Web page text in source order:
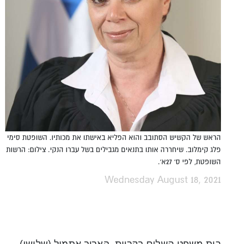
הראש של הקשיש הסתובב והוא הפליא באישתו את מכותיו. השופטת סימי
פלג קימלוב. שיחררה אותו בתנאים מגבילים בשל עברו הנקי. צילום: הרשות
השופטת, לפי ס' 27א'.
Wednesday August 18, 2021